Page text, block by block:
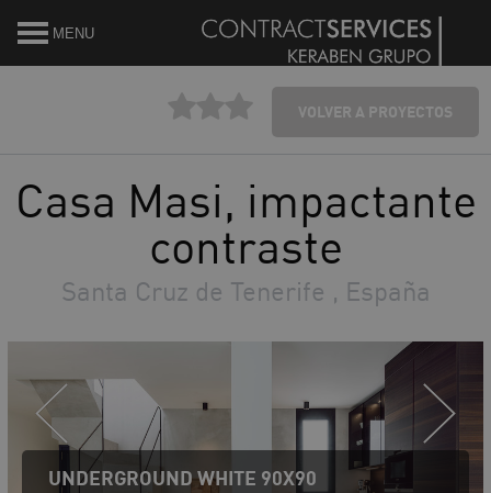
MENU
VOLVER A PROYECTOS
Casa Masi, impactante
contraste
Santa Cruz de Tenerife , España
UNDERGROUND WHITE 90X90